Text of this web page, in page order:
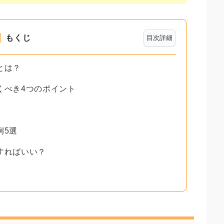
目次詳細
もくじ
は？
き4つのポイント
5選
ればいい？